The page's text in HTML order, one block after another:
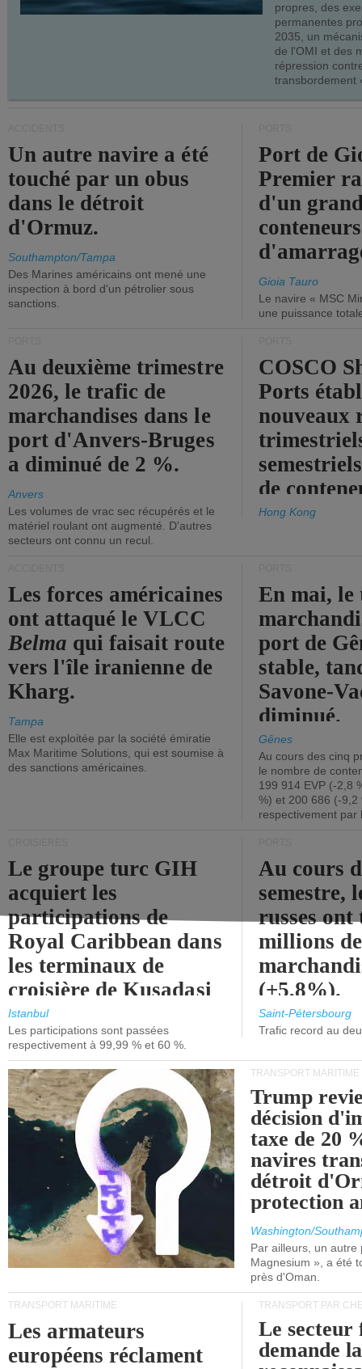
propres, des
permanentes
2035, un
de l'OMI et des
répression
transbordement
Un autre navire a été
touché par un obus
dans le détroit
d'Ormuz.
Southampton/Tampa
Des Marines américains ont mené une
inspection à bord d'un pétrolier sous
sanctions.
Port de
Premier
d'un
Gioia Tauro
Le navire « MSC
une puissance
Au deuxième trimestre
2026, le trafic de
marchandises dans le
port d'Anvers-Bruges
a diminué de 2 %.
Anvers
Les volumes de vrac sec récupérés et le
matériel roulant ont augmenté. D'autres
secteurs ont connu un recul.
COSCO
Ports
nouveaux
de
Hong Kong
Les forces américaines
ont attaqué le VLCC
Belma qui faisait route
vers l'île iranienne de
Kharg.
Tampa
Elle est exploitée par la société émiratie
Max Maritime Solutions, qui est soumise à
des sanctions américaines.
En mai, le
port de
stable,
Savone-
diminué.
Gênes
Au cours des cinq
le nombre de
199 914 EVP (-2,8
%) et 200 686 (-9,2
respectivement par
Le groupe turc GIH
acquiert les
participations de
Royal Caribbean dans
les terminaux de
croisière de Kusadasi
et de Lisbonne.
Istanbul
Les participations sont passées
respectivement à 99,99 % et 60 %.
Au cours
semestre,
russes
millions
(+5,8%).
Saint-Pétersbourg
Trafic record au
TRANSPORT MARITIME
Trump
décision
taxe de 20
navires
détroit
protection
Washington/
Par ailleurs, un autre
Magnesium », a été
près d'Oman.
TRANSPORT MARITIME
Les armateurs
européens réclament
TRANSPORT PAR
Le
demande la